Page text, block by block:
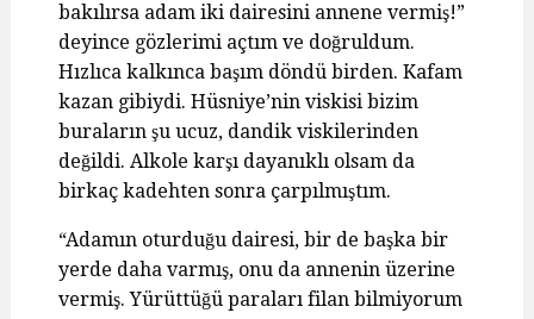
bakılırsa adam iki dairesini annene vermiş!”
deyince gözlerimi açtım ve doğruldum.
Hızlıca kalkınca başım döndü birden. Kafam
kazan gibiydi. Hüsniye’nin viskisi bizim
buraların şu ucuz, dandik viskilerinden
değildi. Alkole karşı dayanıklı olsam da
birkaç kadehten sonra çarpılmıştım.
“Adamın oturduğu dairesi, bir de başka bir
yerde daha varmış, onu da annenin üzerine
vermiş. Yürüttüğü paraları filan bilmiyorum